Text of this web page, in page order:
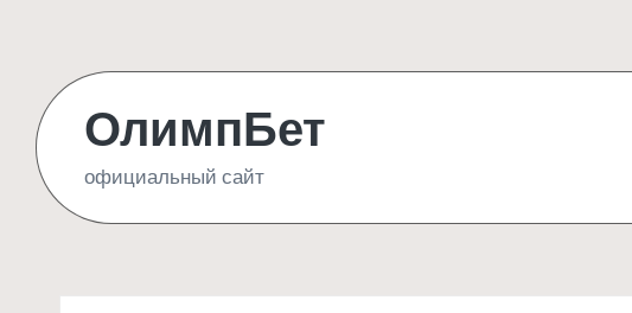
content
ОлимпБет
официальный сайт